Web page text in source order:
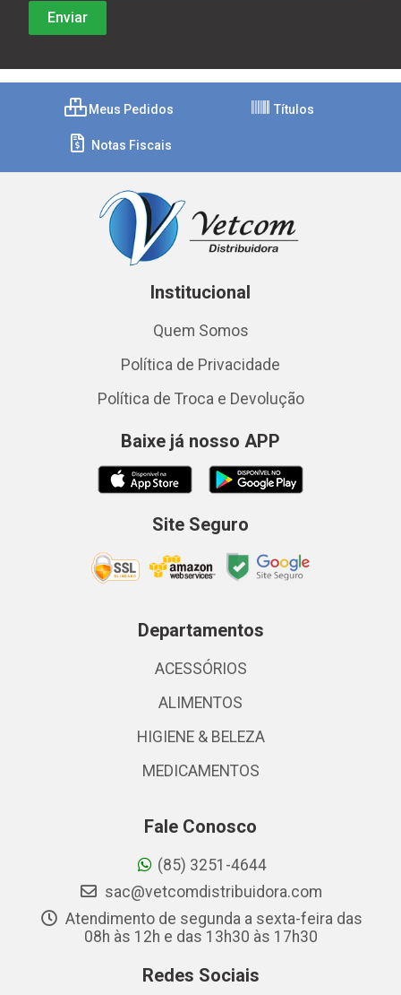
Meus Pedidos Títulos
Notas Fiscais
Institucional
Quem Somos
Política de Privacidade
Política de Troca e Devolução
Baixe já nosso APP
Site Seguro
Departamentos
ACESSÓRIOS
ALIMENTOS
HIGIENE & BELEZA
MEDICAMENTOS
Fale Conosco
(85) 3251-4644
sac@vetcomdistribuidora.com
Atendimento de segunda a sexta-feira das
08h às 12h e das 13h30 às 17h30
Redes Sociais